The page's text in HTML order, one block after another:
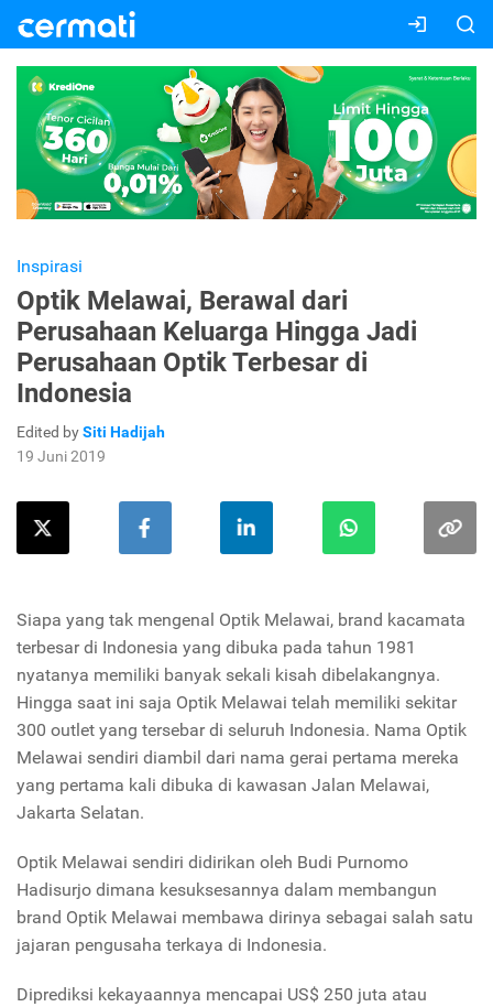
Inspirasi
Optik Melawai, Berawal dari
Perusahaan Keluarga Hingga Jadi
Perusahaan Optik Terbesar di
Indonesia
Edited bySiti Hadijah
19 Juni 2019
Siapa yang tak mengenal Optik Melawai, brand kacamata
terbesar di Indonesia yang dibuka pada tahun 1981
nyatanya memiliki banyak sekali kisah dibelakangnya.
Hingga saat ini saja Optik Melawai telah memiliki sekitar
300 outlet yang tersebar di seluruh Indonesia. Nama Optik
Melawai sendiri diambil dari nama gerai pertama mereka
yang pertama kali dibuka di kawasan Jalan Melawai,
Jakarta Selatan.
Optik Melawai sendiri didirikan oleh Budi Purnomo
Hadisurjo dimana kesuksesannya dalam membangun
brand Optik Melawai membawa dirinya sebagai salah satu
jajaran pengusaha terkaya di Indonesia.
Diprediksi kekayaannya mencapai US$ 250 juta atau